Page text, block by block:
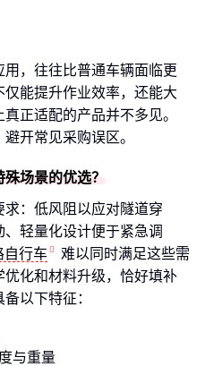
，往往比普通车辆面临更
能提升作业效率，还能大
正适配的产品并不多见。
开常见采购误区。
场景的优选？
：低风阻以应对隧道穿
轻量化设计便于紧急调
自行车
难以同时满足这些需
化和材料升级，恰好填补
以下特征：
与重量